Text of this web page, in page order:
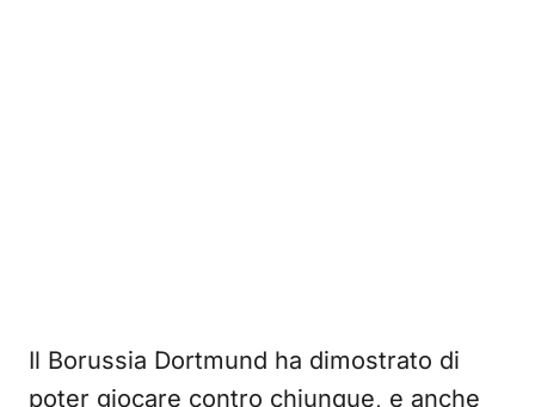
Il Borussia Dortmund ha dimostrato di
poter giocare contro chiunque, e anche